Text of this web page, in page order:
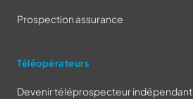
Prospection assurance
Téléopérateurs
Devenir téléprospecteur indépendant